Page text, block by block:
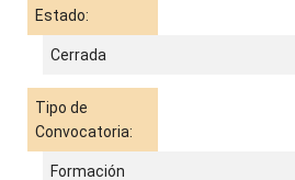
Estado:
Cerrada
Tipo de
Convocatoria:
Formación